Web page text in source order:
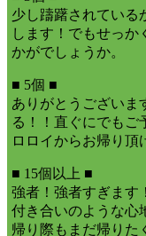
少し躊躇されている
します！でもせっか
かがでしょうか。
■ 5個 ■
ありがとうございま
る！！直ぐにでもご
ロロイからお帰り頂
■ 15個以上 ■
強者！強者すぎます
付き合いのような心
帰り際もまだ帰りた